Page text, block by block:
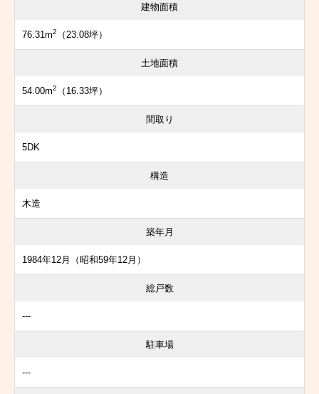
建物面積
76.31m2 （23.08坪）
土地面積
54.00m2 （16.33坪）
間取り
5DK
構造
木造
築年月
1984年12月（昭和59年12月）
総戸数
---
駐車場
---